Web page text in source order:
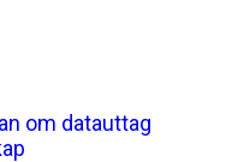
om datauttag